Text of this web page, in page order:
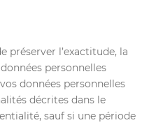
préserver l’exactitude, la
personnelles
données personnelles
décrites dans le
sauf si une période